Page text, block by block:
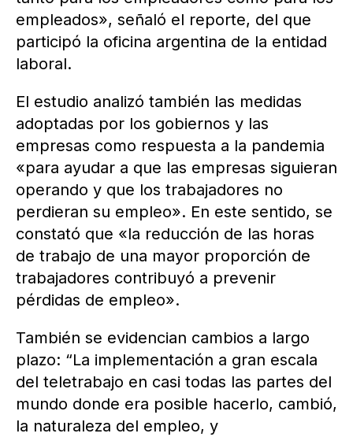
empleados», señaló el reporte, del que
participó la oficina argentina de la entidad
laboral.
El estudio analizó también las medidas
adoptadas por los gobiernos y las
empresas como respuesta a la pandemia
«para ayudar a que las empresas siguieran
operando y que los trabajadores no
perdieran su empleo». En este sentido, se
constató que «la reducción de las horas
de trabajo de una mayor proporción de
trabajadores contribuyó a prevenir
pérdidas de empleo».
También se evidencian cambios a largo
plazo: “La implementación a gran escala
del teletrabajo en casi todas las partes del
mundo donde era posible hacerlo, cambió,
la naturaleza del empleo, y